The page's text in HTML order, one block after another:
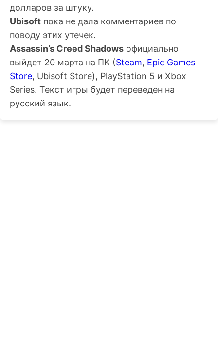
долларов за штуку.
Ubisoft пока не дала комментариев по
поводу этих утечек.
Assassin’s Creed Shadows официально
выйдет 20 марта на ПК (Steam, Epic Games
Store, Ubisoft Store), PlayStation 5 и Xbox
Series. Текст игры будет переведен на
русский язык.